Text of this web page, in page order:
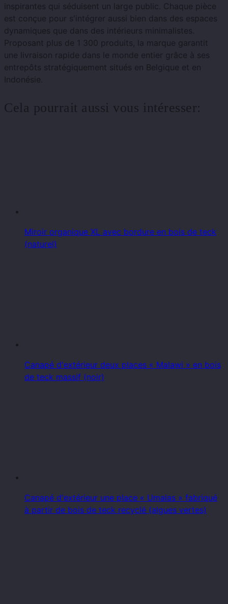
inspirantes qui séduisent un large public. Chaque pièce
est conçue pour s'intégrer aussi bien dans des espaces
dynamiques que dans des intérieurs minimalistes.
Proposant plus de 1 300 produits, la marque garantit
une livraison rapide dans le monde entier grâce à ses
entrepôts stratégiquement situés en Belgique et en
Indonésie.
Cela pourrait aussi vous intéresser:
Miroir organique XL avec bordure en bois de teck
(naturel)
Canapé d'extérieur deux places « Malawi » en bois
de teck massif (noir)
Canapé d'extérieur une place « Umalas » fabriqué
à partir de bois de teck recyclé (algues vertes)